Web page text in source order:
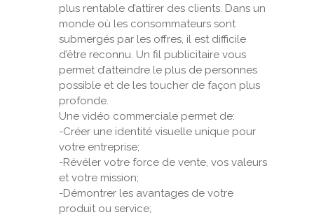
plus rentable d’attirer des clients. Dans un
monde où les consommateurs sont
submergés par les offres, il est difficile
d’être reconnu. Un fil publicitaire vous
permet d’atteindre le plus de personnes
possible et de les toucher de façon plus
profonde.
Une vidéo commerciale permet de:
-Créer une identité visuelle unique pour
votre entreprise;
-Révéler votre force de vente, vos valeurs
et votre mission;
-Démontrer les avantages de votre
produit ou service;